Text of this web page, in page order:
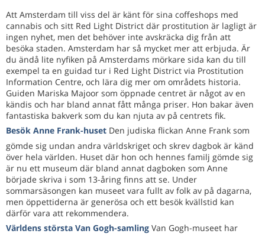
Att Amsterdam till viss del är känt för sina coffeshops med
cannabis och sitt Red Light District där prostitution är lagligt är
ingen nyhet, men det behöver inte avskräcka dig från att
besöka staden. Amsterdam har så mycket mer att erbjuda. Är
du ändå lite nyfiken på Amsterdams mörkare sida kan du till
exempel ta en guidad tur i Red Light District via Prostitution
Information Centre, och lära dig mer om områdets historia.
Guiden Mariska Majoor som öppnade centret är något av en
kändis och har bland annat fått många priser. Hon bakar även
fantastiska bakverk som du kan njuta av på centrets fik.
Besök Anne Frank-huset Den judiska flickan Anne Frank som
gömde sig undan andra världskriget och skrev dagbok är känd
över hela världen. Huset där hon och hennes familj gömde sig
är nu ett museum där bland annat dagboken som Anne
började skriva i som 13-åring finns att se. Under
sommarsäsongen kan museet vara fullt av folk av på dagarna,
men öppettiderna är generösa och ett besök kvällstid kan
därför vara att rekommendera.
Världens största Van Gogh-samling Van Gogh-museet har